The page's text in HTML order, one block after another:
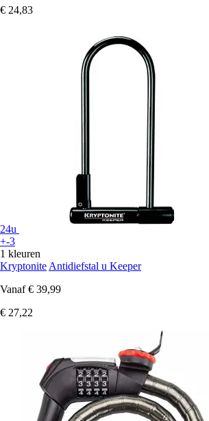
€ 24,83
24u
+-3
1 kleuren
Kryptonite Antidiefstal u Keeper
Vanaf € 39,99
€ 27,22